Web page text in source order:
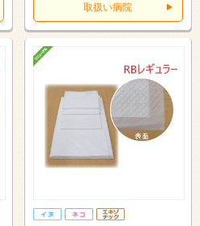
取扱い病院